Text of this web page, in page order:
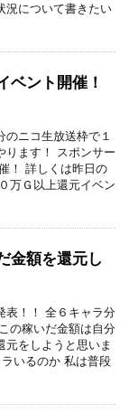
況について書きたい
ベント開催！
ニコ生放送枠で１
ります！ スポンサー
！ 詳しくは昨日の
万Ｇ以上還元イベン
金額を還元し
表！！ 全６キャラ分
の稼いだ金額は自分
元をしようと思いま
いるのか 私は普段